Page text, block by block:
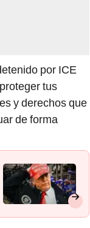
por ICE
tus
y derechos que
de forma